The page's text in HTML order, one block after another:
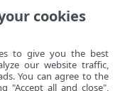
di
cookies
to give you the best
our website traffic,
You can agree to the
"Accept all and close",